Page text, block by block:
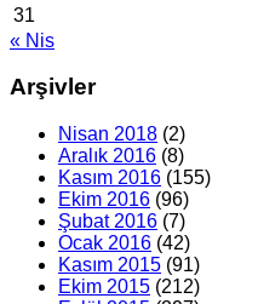
31
« Nis
Arşivler
Nisan 2018 (2)
Aralık 2016 (8)
Kasım 2016 (155)
Ekim 2016 (96)
Şubat 2016 (7)
Ocak 2016 (42)
Kasım 2015 (91)
Ekim 2015 (212)